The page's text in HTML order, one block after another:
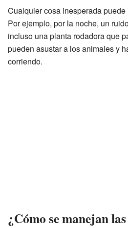
Cualquier cosa inesperada
Por ejemplo, por la noche, un
incluso una planta rodadora que
pueden asustar a los animales y
corriendo.
¿Cómo se manejan